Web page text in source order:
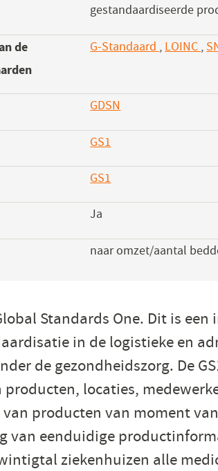
gestandaardiseerde
de
G-Standaard , LOINC ,
GDSN
in
GS1
in
een
GS1
in
nieuw
Ja
naar omzet/aantal
Standards One. Dit is
in de logistieke en
de gezondheidszorg. De
locaties,
producten van moment
van eenduidige
ziekenhuizen alle